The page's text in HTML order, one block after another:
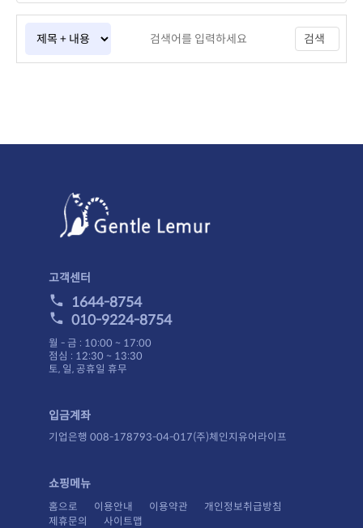
검색
고객센터
1644-8754
010-9224-8754
월 - 금 : 10:00 ~ 17:00
점심 : 12:30 ~ 13:30
토, 일, 공휴일 휴무
입금계좌
기업은행 008-178793-04-017(주)체인지유어라이프
쇼핑메뉴
홈으로 이용안내 이용약관
개인정보취급방침
제휴문의
사이트맵